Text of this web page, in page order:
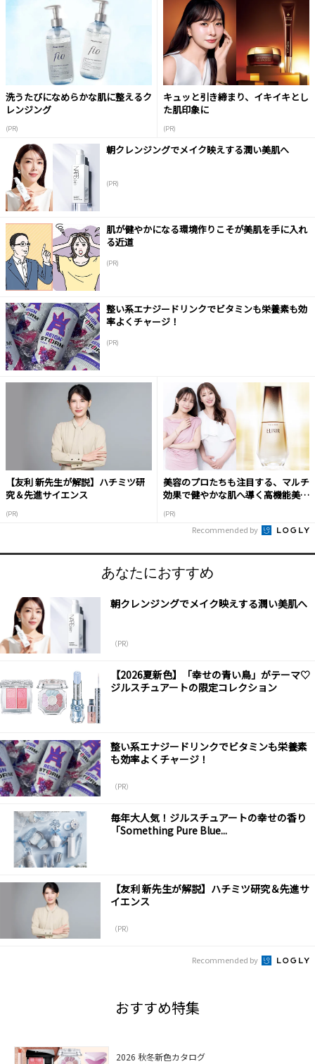
洗うたびになめらかな肌に整えるク
レンジング
(PR)
キュッと引き締まり、イキイキとし
た肌印象に
(PR)
朝クレンジングでメイク映えする潤い美肌へ
(PR)
肌が健やかになる環境作りこそが美肌を手に入れ
る近道
(PR)
整い系エナジードリンクでビタミンも栄養素も効
率よくチャージ！
(PR)
【友利 新先生が解説】ハチミツ研
究＆先進サイエンス
(PR)
美容のプロたちも注目する、マルチ
効果で健やかな肌へ導く高機能美容
(PR)
Recommended by
あなたにおすすめ
朝クレンジングでメイク映えする潤い美肌へ
（PR）
【2026夏新色】「幸せの青い鳥」がテーマ♡
ジルスチュアートの限定コレクション
整い系エナジードリンクでビタミンも栄養素
も効率よくチャージ！
（PR）
毎年大人気！ジルスチュアートの幸せの香り
「Something Pure Blue...
【友利 新先生が解説】ハチミツ研究＆先進サ
イエンス
（PR）
Recommended by
おすすめ特集
2026 秋冬新色カタログ